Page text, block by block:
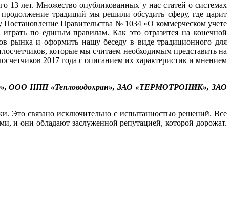
13 лет. Множество опубликованных у нас статей о системах
традиций мы решили обсудить сферу, где царит
Постановление Правительства № 1034 «О коммерческом учете
по единым правилам. Как это отразится на конечной
рынка и оформить нашу беседу в виде традиционного для
которые мы считаем необходимым представить на
2017 года с описанием их характеристик и мнением
ООО НПП «Тепловодохран», ЗАО «ТЕРМОТРОНИК», ЗАО
Это связано исключительно с испытанностью решений. Все
и они обладают заслуженной репутацией, которой дорожат.